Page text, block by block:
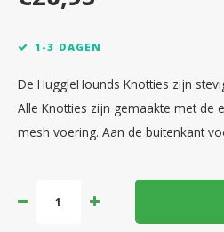
1-3 DAGEN
De HuggleHounds Knotties zijn
Alle Knotties zijn gemaakte met de
mesh voering. Aan de buitenkant